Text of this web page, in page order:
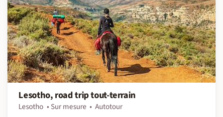
Lesotho, road trip tout-terrain
Lesotho Sur mesure
Autotour